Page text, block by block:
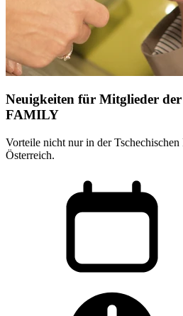
Neuigkeiten für Mitglieder
FAMILY
Vorteile nicht nur in der
Österreich.